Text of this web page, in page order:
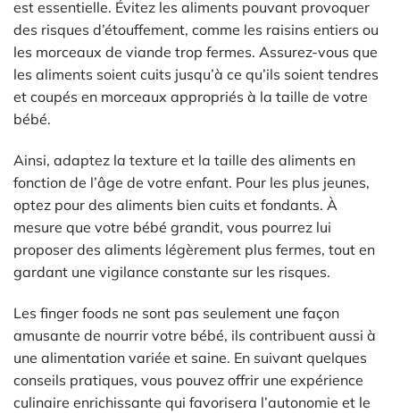
est essentielle. Évitez les aliments pouvant provoquer
des risques d’étouffement, comme les raisins entiers ou
les morceaux de viande trop fermes. Assurez-vous que
les aliments soient cuits jusqu’à ce qu’ils soient tendres
et coupés en morceaux appropriés à la taille de votre
bébé.
Ainsi, adaptez la texture et la taille des aliments en
fonction de l’âge de votre enfant. Pour les plus jeunes,
optez pour des aliments bien cuits et fondants. À
mesure que votre bébé grandit, vous pourrez lui
proposer des aliments légèrement plus fermes, tout en
gardant une vigilance constante sur les risques.
Les finger foods ne sont pas seulement une façon
amusante de nourrir votre bébé, ils contribuent aussi à
une alimentation variée et saine. En suivant quelques
conseils pratiques, vous pouvez offrir une expérience
culinaire enrichissante qui favorisera l’autonomie et le